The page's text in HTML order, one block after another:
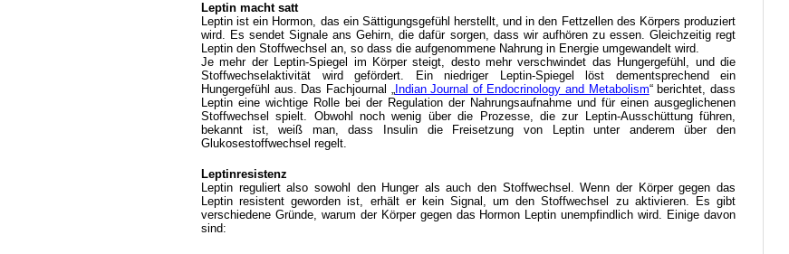
Leptin macht satt
Leptin ist ein Hormon, das ein Sättigungsgefühl herstellt, und in den Fettzellen des Körpers produziert
wird. Es sendet Signale ans Gehirn, die dafür sorgen, dass wir aufhören zu essen. Gleichzeitig regt
Leptin den Stoffwechsel an, so dass die aufgenommene Nahrung in Energie umgewandelt wird.
Je mehr der Leptin-Spiegel im Körper steigt, desto mehr verschwindet das Hungergefühl, und die
Stoffwechselaktivität wird gefördert. Ein niedriger Leptin-Spiegel löst dementsprechend ein
Hungergefühl aus. Das Fachjournal „Indian Journal of Endocrinology and Metabolism“ berichtet, dass
Leptin eine wichtige Rolle bei der Regulation der Nahrungsaufnahme und für einen ausgeglichenen
Stoffwechsel spielt. Obwohl noch wenig über die Prozesse, die zur Leptin-Ausschüttung führen,
bekannt ist, weiß man, dass Insulin die Freisetzung von Leptin unter anderem über den
Glukosestoffwechsel regelt.
Leptinresistenz
Leptin reguliert also sowohl den Hunger als auch den Stoffwechsel. Wenn der Körper gegen das
Leptin resistent geworden ist, erhält er kein Signal, um den Stoffwechsel zu aktivieren. Es gibt
verschiedene Gründe, warum der Körper gegen das Hormon Leptin unempfindlich wird. Einige davon
sind: